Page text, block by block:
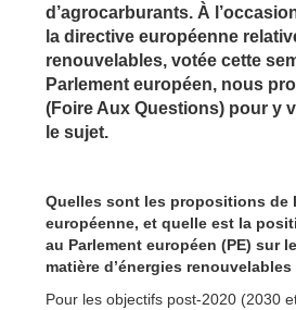
d’agrocarburants. À
la directive européenne
renouvelables, votée cette
Parlement européen, nous
(Foire Aux Questions) pour y
le sujet.
Quelles sont les propositions de
européenne, et quelle est la
au Parlement européen (PE) sur
matière d’énergies renouvelables
Pour les objectifs post-2020 (2030